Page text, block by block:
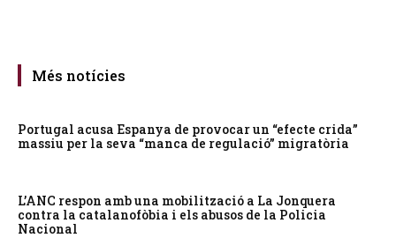
Més notícies
Portugal acusa Espanya de provocar un “efecte crida”
massiu per la seva “manca de regulació” migratòria
L’ANC respon amb una mobilització a La Jonquera
contra la catalanofòbia i els abusos de la Policia
Nacional